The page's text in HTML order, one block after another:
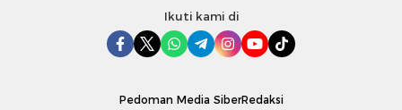
Ikuti kami di
Pedoman Media SiberRedaksi